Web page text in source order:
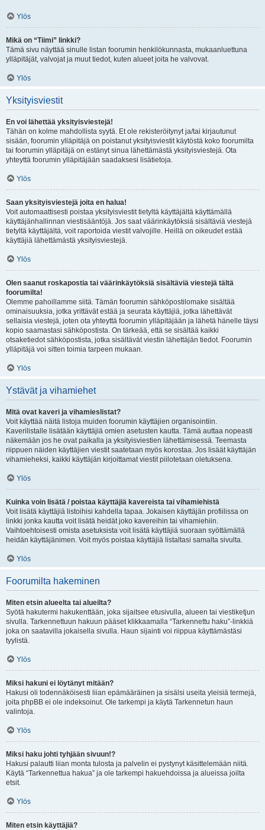
Ylös
Mikä on “Tiimi” linkki?
Tämä sivu näyttää sinulle listan foorumin henkilökunnasta, mukaanluettuna
ylläpitäjät, valvojat ja muut tiedot, kuten alueet joita he valvovat.
Ylös
Yksityisviestit
En voi lähettää yksityisviestejä!
Tähän on kolme mahdollista syytä. Et ole rekisteröitynyt ja/tai kirjautunut
sisään, foorumin ylläpitäjä on poistanut yksityisviestit käytöstä koko foorumilta
tai foorumin ylläpitäjä on estänyt sinua lähettämästä yksityisviestejä. Ota
yhteyttä foorumin ylläpitäjään saadaksesi lisätietoja.
Ylös
Saan yksityisviestejä joita en halua!
Voit automaattisesti poistaa yksityisviestit tietyltä käyttäjältä käyttämällä
käyttäjänhallinnan viestisääntöjä. Jos saat väärinkäytöksiä sisältäviä viestejä
tietyltä käyttäjältä, voit raportoida viestit valvojille. Heillä on oikeudet estää
käyttäjiä lähettämästä yksityisviestejä.
Ylös
Olen saanut roskapostia tai väärinkäytöksiä sisältäviä viestejä tältä
foorumilta!
Olemme pahoillamme siitä. Tämän foorumin sähköpostilomake sisältää
ominaisuuksia, jotka yrittävät estää ja seurata käyttäjiä, jotka lähettävät
sellaisia viestejä, joten ota yhteyttä foorumin ylläpitäjään ja lähetä hänelle täysi
kopio saamastasi sähköpostista. On tärkeää, että se sisältää kaikki
otsaketiedot sähköpostista, jotka sisältävät viestin lähettäjän tiedot. Foorumin
ylläpitäjä voi sitten toimia tarpeen mukaan.
Ylös
Ystävät ja vihamiehet
Mitä ovat kaveri ja vihamieslistat?
Voit käyttää näitä listoja muiden foorumin käyttäjien organisointiin.
Kaverilistalle lisätään käyttäjiä omien asetusten kautta. Tämä auttaa nopeasti
näkemään jos he ovat paikalla ja yksityisviestien lähettämisessä. Teemasta
riippuen näiden käyttäjien viestit saatetaan myös korostaa. Jos lisäät käyttäjän
vihamieheksi, kaikki käyttäjän kirjoittamat viestit piilotetaan oletuksena.
Ylös
Kuinka voin lisätä / poistaa käyttäjiä kavereista tai vihamiehistä
Voit lisätä käyttäjiä listoihisi kahdella tapaa. Jokaisen käyttäjän profiilissa on
linkki jonka kautta voit lisätä heidät joko kavereihin tai vihamiehiin.
Vaihtoehtoisesti omista asetuksista voit lisätä käyttäjiä suoraan syöttämällä
heidän käyttäjänimen. Voit myös poistaa käyttäjiä listaltasi samalta sivulta.
Ylös
Foorumilta hakeminen
Miten etsin alueelta tai alueilta?
Syötä hakutermi hakukenttään, joka sijaitsee etusivulla, alueen tai viestiketjun
sivulla. Tarkennettuun hakuun pääset klikkaamalla “Tarkennettu haku”-linkkiä
joka on saatavilla jokaisella sivulla. Haun sijainti voi riippua käyttämästäsi
tyylistä.
Ylös
Miksi hakuni ei löytänyt mitään?
Hakusi oli todennäköisesti liian epämääräinen ja sisälsi useita yleisiä termejä,
joita phpBB ei ole indeksoinut. Ole tarkempi ja käytä Tarkennetun haun
valintoja.
Ylös
Miksi haku johti tyhjään sivuun!?
Hakusi palautti liian monta tulosta ja palvelin ei pystynyt käsittelemään niitä.
Käytä “Tarkennettua hakua” ja ole tarkempi hakuehdoissa ja alueissa joilta
etsit.
Ylös
Miten etsin käyttäjiä?